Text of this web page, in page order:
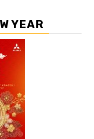
YEAR